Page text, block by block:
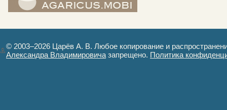
© 2003–2026 Царёв А. В. Любое копирование и
Александра Владимировича запрещено. Политика
Авторизация